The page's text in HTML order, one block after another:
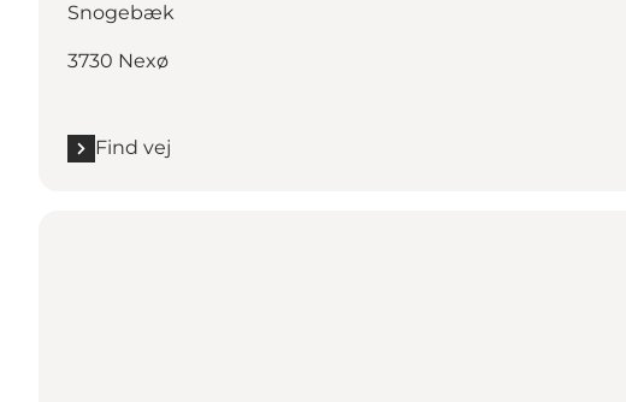
Snogebæk
3730 Nexø
Find vej